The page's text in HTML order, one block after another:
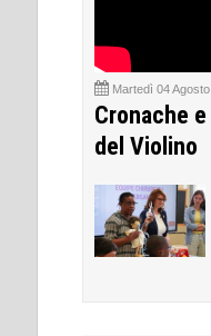
Martedì 04
Cronache
del Violino